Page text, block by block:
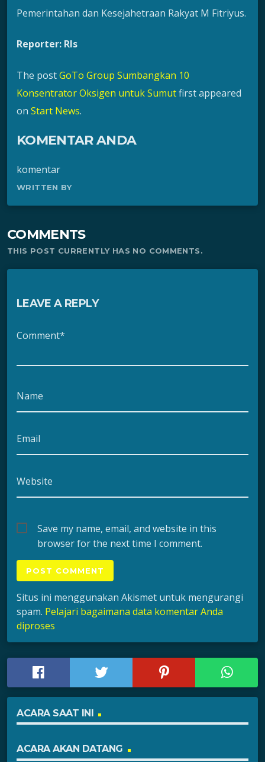
Pemerintahan dan Kesejahetraan Rakyat M Fitriyus.
Reporter: Rls
The postGoTo Group Sumbangkan 10
Konsentrator Oksigen untuk Sumutfirst appeared
on Start News.
KOMENTAR ANDA
komentar
WRITTEN BY
COMMENTS
THIS POST CURRENTLY HAS NO COMMENTS.
LEAVE A REPLY
Comment*
Name
Email
Website
Save my name, email, and website in this
browser for the next time I comment.
Situs ini menggunakan Akismet untuk mengurangi
spam. Pelajari bagaimana data komentar Anda
diproses
ACARA SAAT INI
ACARA AKAN DATANG